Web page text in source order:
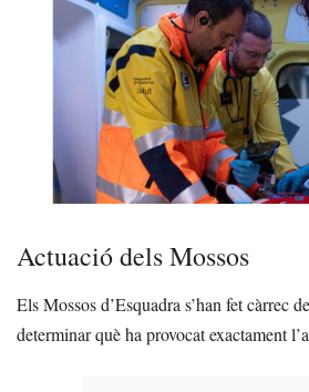
Actuació dels Mossos
Els Mossos d’Esquadra s’han fet càrrec
determinar què ha provocat exactament